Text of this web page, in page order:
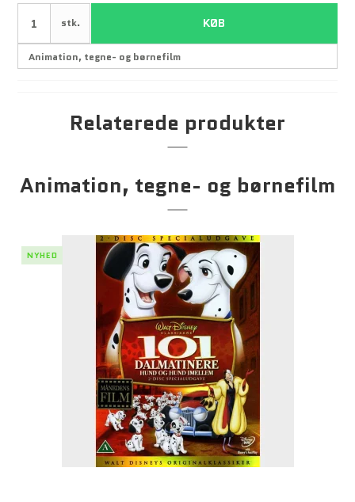
stk. KØB
Relaterede produkter
Animation, tegne- og børnefilm
NYHED